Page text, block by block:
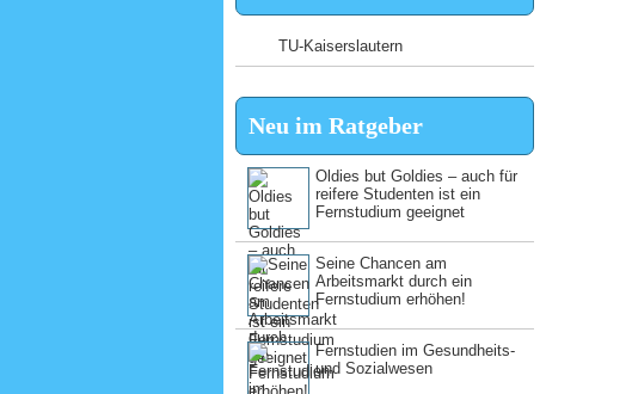
TU-Kaiserslautern
Neu im Ratgeber
Oldies but Goldies – auch für
reifere Studenten ist ein
Fernstudium geeignet
Seine Chancen am
Arbeitsmarkt durch ein
Fernstudium erhöhen!
Fernstudien im Gesundheits-
und Sozialwesen